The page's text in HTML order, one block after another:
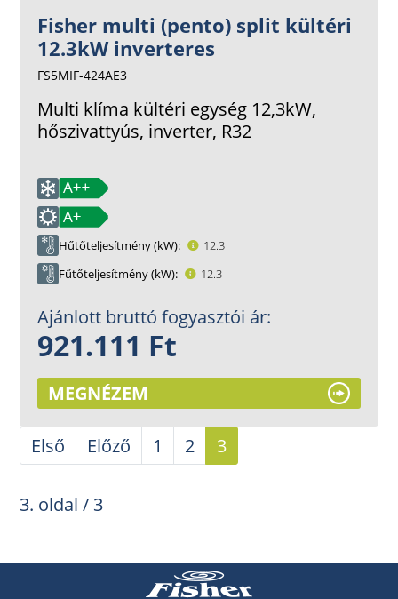
Fisher multi (pento) split kültéri
12.3kW inverteres
FS5MIF-424AE3
Multi klíma kültéri egység 12,3kW,
hőszivattyús, inverter, R32
Hűtőteljesítmény (kW)
12.3
Fűtőteljesítmény (kW)
12.3
Ajánlott bruttó fogyasztói ár:
921.111 Ft
MEGNÉZEM
Első Előző 1 2 3
3. oldal / 3